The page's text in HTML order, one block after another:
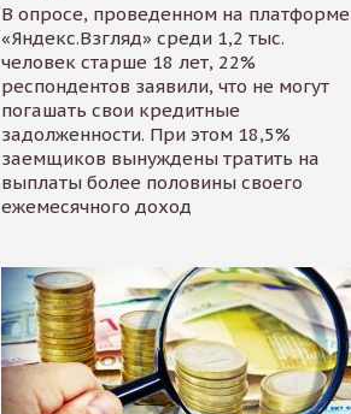
В опросе, проведенном на платформе
«Яндекс.Взгляд» среди 1,2 тыс.
человек старше 18 лет, 22%
респондентов заявили, что не могут
погашать свои кредитные
задолженности. При этом 18,5%
заемщиков вынуждены тратить на
выплаты более половины своего
ежемесячного доход